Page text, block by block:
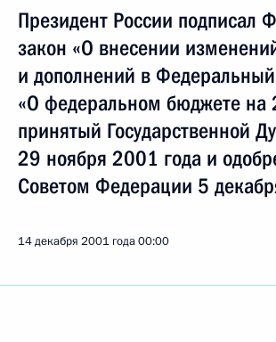
Президент России подписал
закон «О внесении
и дополнений в
«О федеральном бюджете на
принятый Государственной
29 ноября 2001 года и
Советом Федерации 5
14 декабря 2001 года00:00